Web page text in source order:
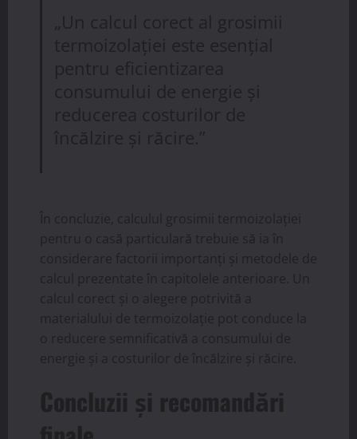
„Un calcul corect al grosimii
termoizolației este esențial
pentru eficientizarea
consumului de energie și
reducerea costurilor de
încălzire și răcire.”
În concluzie, calculul grosimii termoizolației
pentru o casă particulară trebuie să ia în
considerare factorii importanți și metodele de
calcul prezentate în capitolele anterioare. Un
calcul corect și o alegere potrivită a
materialului de termoizolație pot conduce la
o reducere semnificativă a consumului de
energie și a costurilor de încălzire și răcire.
Concluzii și recomandări